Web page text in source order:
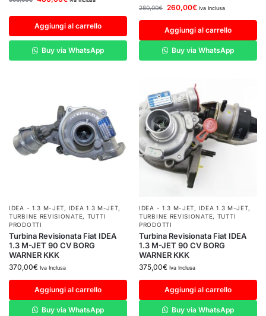
Aggiungi al carrello
Buy via WhatsApp
280,00€ 260,00€ Iva Inclusa
Aggiungi al carrello
Buy via WhatsApp
IDEA - 1.3 M-JET, IDEA 1.3 M-JET,
TURBINE REVISIONATE, TUTTI
PRODOTTI
Turbina Revisionata Fiat IDEA
1.3 M-JET 90 CV BORG
WARNER KKK
370,00€ Iva Inclusa
Aggiungi al carrello
Buy via WhatsApp
IDEA - 1.3 M-JET, IDEA 1.3 M-JET,
TURBINE REVISIONATE, TUTTI
PRODOTTI
Turbina Revisionata Fiat IDEA
1.3 M-JET 90 CV BORG
WARNER KKK
375,00€ Iva Inclusa
Aggiungi al carrello
Buy via WhatsApp